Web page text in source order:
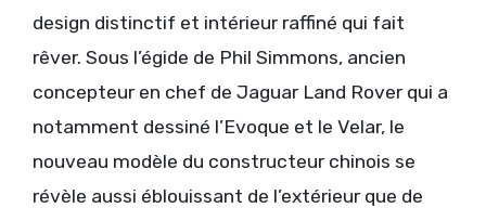
design distinctif et intérieur raffiné qui fait
rêver. Sous l’égide de Phil Simmons, ancien
concepteur en chef de Jaguar Land Rover qui a
notamment dessiné l’Evoque et le Velar, le
nouveau modèle du constructeur chinois se
révèle aussi éblouissant de l’extérieur que de